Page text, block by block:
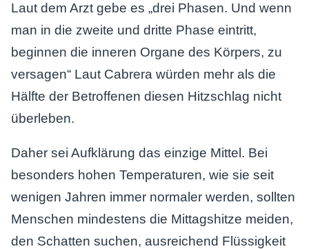
Laut dem Arzt gebe es „drei Phasen. Und wenn
man in die zweite und dritte Phase eintritt,
beginnen die inneren Organe des Körpers, zu
versagen“ Laut Cabrera würden mehr als die
Hälfte der Betroffenen diesen Hitzschlag nicht
überleben.
Daher sei Aufklärung das einzige Mittel. Bei
besonders hohen Temperaturen, wie sie seit
wenigen Jahren immer normaler werden, sollten
Menschen mindestens die Mittagshitze meiden,
den Schatten suchen, ausreichend Flüssigkeit